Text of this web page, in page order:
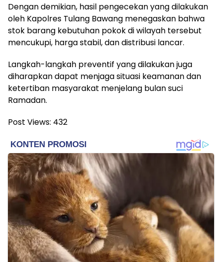
Dengan demikian, hasil pengecekan yang dilakukan
oleh Kapolres Tulang Bawang menegaskan bahwa
stok barang kebutuhan pokok di wilayah tersebut
mencukupi, harga stabil, dan distribusi lancar.
Langkah-langkah preventif yang dilakukan juga
diharapkan dapat menjaga situasi keamanan dan
ketertiban masyarakat menjelang bulan suci
Ramadan.
Post Views: 432